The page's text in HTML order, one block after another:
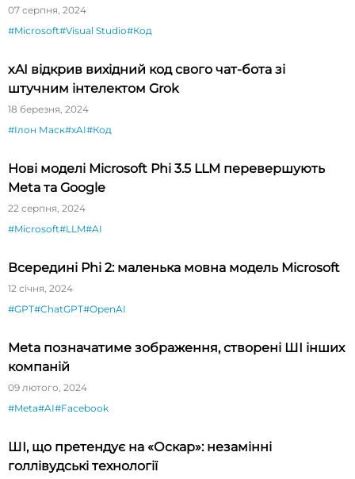
07 серпня, 2024
#Microsoft#Visual Studio#Код
xAI відкрив вихідний код свого чат-бота зі
штучним інтелектом Grok
18 березня, 2024
#Ілон Маск#xAI#Код
Нові моделі Microsoft Phi 3.5 LLM перевершують
Meta та Google
22 серпня, 2024
#Microsoft#LLM#AI
Всередині Phi 2: маленька мовна модель Microsoft
12 січня, 2024
#GPT#ChatGPT#OpenAI
Meta позначатиме зображення, створені ШІ інших
компаній
09 лютого, 2024
#Meta#AI#Facebook
ШІ, що претендує на «Оскар»: незамінні
голлівудські технології